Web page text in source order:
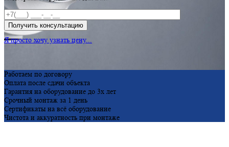
Я просто хочу узнать цену...
Работаем по договору
Оплата после сдачи объекта
Гарантия на оборудование до 3х лет
Срочный монтаж за 1 день
Сертификаты на всё оборудование
Чистота и аккуратность при монтаже